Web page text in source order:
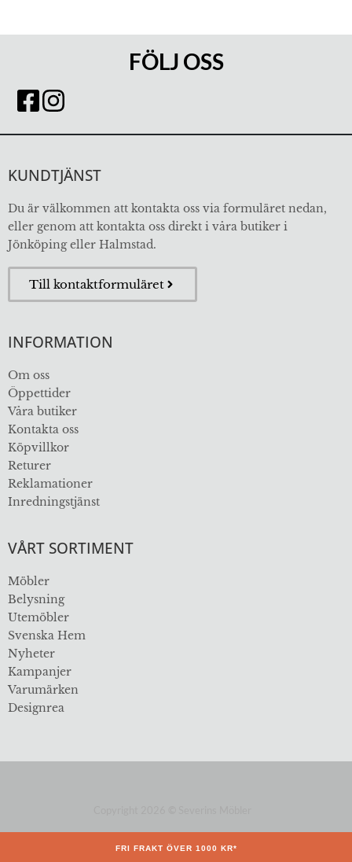
FÖLJ OSS
KUNDTJÄNST
Du är välkommen att kontakta oss via formuläret nedan,
eller genom att kontakta oss direkt i våra butiker i
Jönköping eller Halmstad.
Till kontaktformuläret
INFORMATION
Om oss
Öppettider
Våra butiker
Kontakta oss
Köpvillkor
Returer
Reklamationer
Inredningstjänst
VÅRT SORTIMENT
Möbler
Belysning
Utemöbler
Svenska Hem
Nyheter
Kampanjer
Varumärken
Designrea
FRI FRAKT ÖVER 1000 KR*